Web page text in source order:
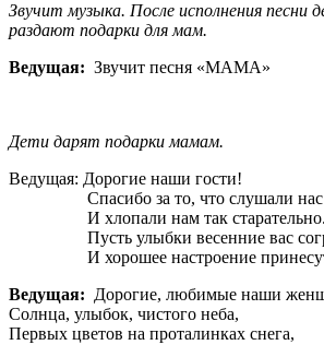
Звучит музыка. После исполнения песни
раздают подарки для мам.
Ведущая: Звучит песня «МАМА»
Дети дарят подарки мамам.
Ведущая: Дорогие наши гости!
Спасибо за то, что слушали нас
И хлопали нам так старательно.
Пусть улыбки весенние вас
И хорошее настроение принесут
Ведущая: Дорогие, любимые наши
Солнца, улыбок, чистого неба,
Первых цветов на проталинках снега,